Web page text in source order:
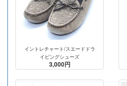
イントレチャート/スエードドラ
イビングシューズ
3,000円